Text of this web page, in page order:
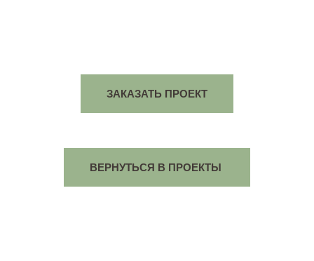
ЗАКАЗАТЬ ПРОЕКТ
ВЕРНУТЬСЯ В ПРОЕКТЫ